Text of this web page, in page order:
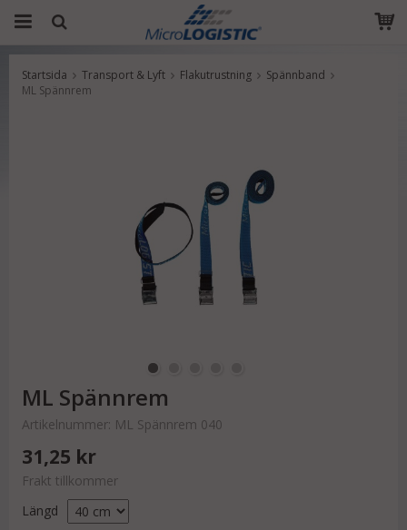
Produkten har blivit tillagd i varukorgen
Startsida Transport & Lyft Flakutrustning
Spännband
ML Spännrem
ML Spännrem
Artikelnummer: ML Spännrem 040
31,25 kr
Frakt tillkommer
Längd